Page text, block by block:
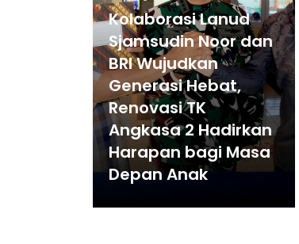
Kolaborasi Lanud
Sjamsudin Noor dan
BRI Wujudkan
Generasi Hebat,
Renovasi TK
Angkasa 2 Hadirkan
Harapan bagi Masa
Depan Anak